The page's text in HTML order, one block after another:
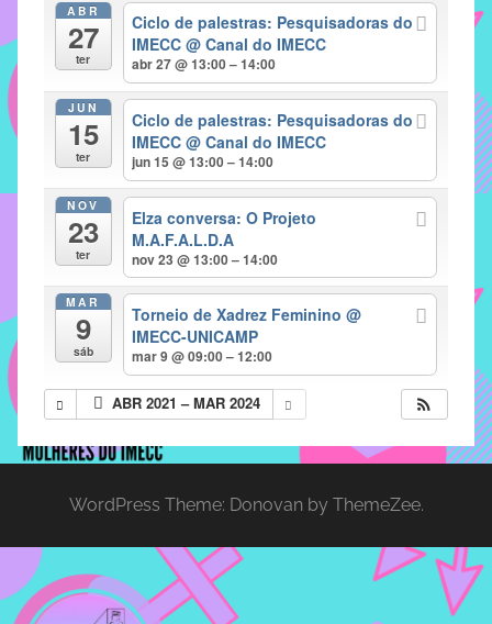
IMECC
como
atribuição
implementar
proporcionem
fortalecimento
sociais
profissionais
entre
professores
funcionários
do
IMECC,
ABR
27
ter
Ciclo de palestras: Pesquisadoras do
IMECC@ Canal do IMECC
abr 27 @ 13:00 – 14:00
JUN
15
ter
Ciclo de palestras: Pesquisadoras do
IMECC@ Canal do IMECC
jun 15 @ 13:00 – 14:00
NOV
23
ter
Elza conversa: O Projeto
M.A.F.A.L.D.A
nov 23 @ 13:00 – 14:00
MAR
9
sáb
Torneio de Xadrez Feminino@
IMECC-UNICAMP
mar 9 @ 09:00 – 12:00
ABR 2021 – MAR 2024
WordPress Theme: Donovan by ThemeZee.